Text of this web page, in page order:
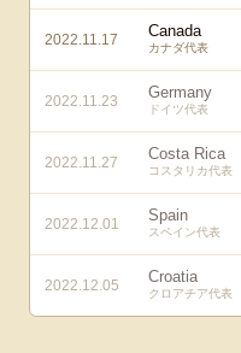
2022.11.17 Canada
カナダ代表
2022.11.23 Germany
ドイツ代表
2022.11.27 Costa Rica
コスタリカ代表
2022.12.01 Spain
スペイン代表
2022.12.05 Croatia
クロアチア代表